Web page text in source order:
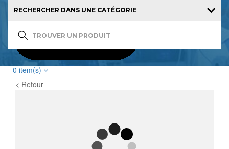
0 item(s)
< Retour